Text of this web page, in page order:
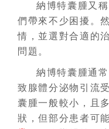
納博特囊腫又
們帶來不少困擾。
情，並選對合適的
問題。
納博特囊腫通
致腺體分泌物引流
囊腫一般較小，且
狀，但部分患者可